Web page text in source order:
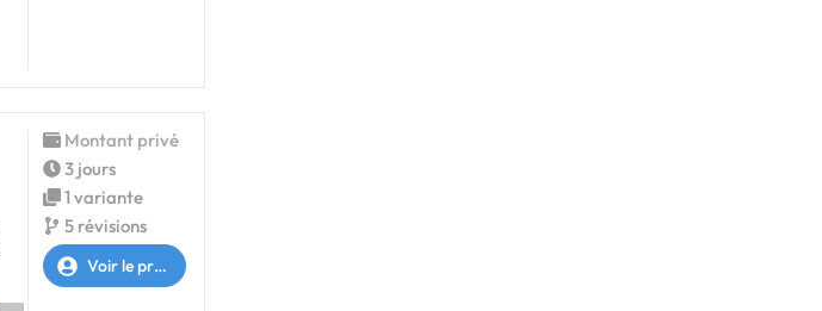
Montant privé
3 jours
1 variante
5 révisions
Voir le profil